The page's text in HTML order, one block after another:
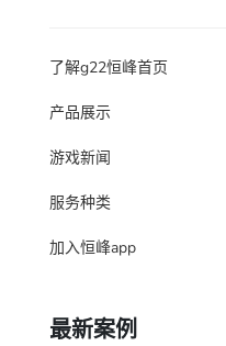
了解g22恒峰首页
产品展示
游戏新闻
服务种类
加入恒峰app
最新案例